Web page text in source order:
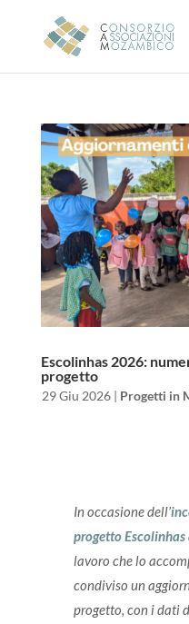
Escolinhas 2026:
progetto
29 Giu 2026| Progetti in
In occasione dell’
progetto Escolinhas
lavoro che lo
condiviso un
progetto, con i dati